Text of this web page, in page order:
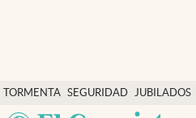
TORMENTA SEGURIDAD
SOCIAL
JUBILADOS
Economía y finanzas